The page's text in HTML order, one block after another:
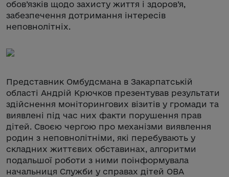
обов’язків щодо захисту життя і здоров’я,
забезпечення дотримання інтересів
неповнолітніх.
Представник Омбудсмана в Закарпатській
області Андрій Крючков презентував результати
здійснення моніторингових візитів у громади та
виявлені під час них факти порушення прав
дітей. Своєю чергою про механізми виявлення
родин з неповнолітніми, які перебувають у
складних життєвих обставинах, алгоритми
подальшої роботи з ними поінформувала
начальниця Служби у справах дітей ОВА